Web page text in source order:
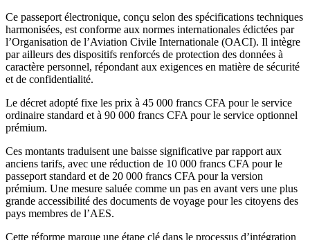
Ce passeport électronique, conçu selon des spécifications techniques
harmonisées, est conforme aux normes internationales édictées par
l’Organisation de l’Aviation Civile Internationale (OACI). Il intègre
par ailleurs des dispositifs renforcés de protection des données à
caractère personnel, répondant aux exigences en matière de sécurité
et de confidentialité.
Le décret adopté fixe les prix à 45 000 francs CFA pour le service
ordinaire standard et à 90 000 francs CFA pour le service optionnel
prémium.
Ces montants traduisent une baisse significative par rapport aux
anciens tarifs, avec une réduction de 10 000 francs CFA pour le
passeport standard et de 20 000 francs CFA pour la version
prémium. Une mesure saluée comme un pas en avant vers une plus
grande accessibilité des documents de voyage pour les citoyens des
pays membres de l’AES.
Cette réforme marque une étape clé dans le processus d’intégration